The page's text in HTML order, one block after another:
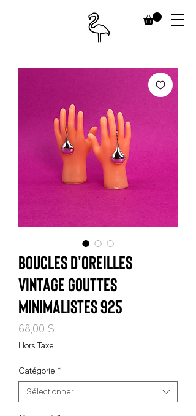
Boucles d'oreilles
vintage gouttes
minimalistes 925
68,00 $
Hors Taxe
Catégorie *
Sélectionner